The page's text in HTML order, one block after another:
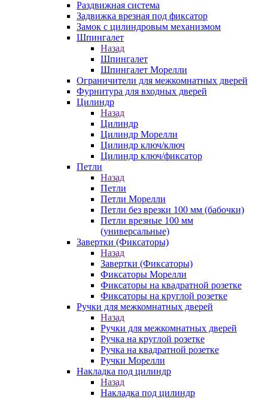
Раздвижная система
Задвижка врезная под фиксатор
Замок с цилиндровым механизмом
Шпингалет
Назад
Шпингалет
Шпингалет Морелли
Ограничители для межкомнатных дверей
Фурнитура для входных дверей
Цилиндр
Назад
Цилиндр
Цилиндр Морелли
Цилиндр ключ/ключ
Цилиндр ключ/фиксатор
Петли
Назад
Петли
Петли Морелли
Петли без врезки 100 мм (бабочки)
Петли врезные 100 мм
(универсальные)
Завертки (Фиксаторы)
Назад
Завертки (Фиксаторы)
Фиксаторы Морелли
Фиксаторы на квадратной розетке
Фиксаторы на круглой розетке
Ручки для межкомнатных дверей
Назад
Ручки для межкомнатных дверей
Ручка на круглой розетке
Ручка на квадратной розетке
Ручки Морелли
Накладка под цилиндр
Назад
Накладка под цилиндр